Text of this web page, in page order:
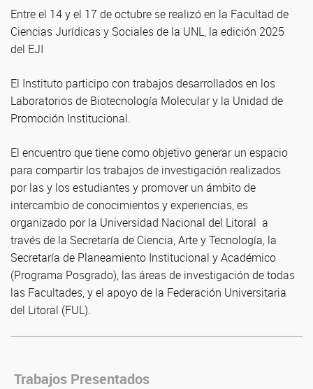
Entre el 14 y el 17 de octubre se realizó en la Facultad de
Ciencias Jurídicas y Sociales de la UNL, la edición 2025
del EJI
El Instituto participo con trabajos desarrollados en los
Laboratorios de Biotecnología Molecular y la Unidad de
Promoción Institucional.
El encuentro que tiene como objetivo generar un espacio
para compartir los trabajos de investigación realizados
por las y los estudiantes y promover un ámbito de
intercambio de conocimientos y experiencias, es
organizado por la Universidad Nacional del Litoral a
través de la Secretaría de Ciencia, Arte y Tecnología, la
Secretaría de Planeamiento Institucional y Académico
(Programa Posgrado), las áreas de investigación de todas
las Facultades, y el apoyo de la Federación Universitaria
del Litoral (FUL).
Trabajos Presentados